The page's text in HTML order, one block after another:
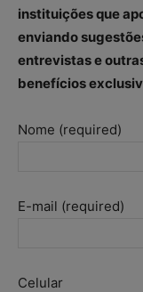
instituições que
enviando
entrevistas e
benefícios
Nome (required)
E-mail (required)
Celular